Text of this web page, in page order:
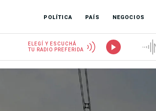
POLÍTICA PAÍS NEGOCIOS
ELEGÍ Y ESCUCHÁ
TU RADIO PREFERIDA